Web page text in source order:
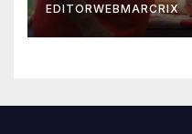
EDITORWEBMARCRIX